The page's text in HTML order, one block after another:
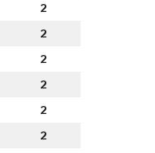
2
2
2
2
2
2